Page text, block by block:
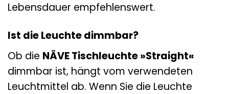
Lebensdauer empfehlenswert.
Ist die Leuchte dimmbar?
Ob die NÄVE Tischleuchte »Straight«
dimmbar ist, hängt vom verwendeten
Leuchtmittel ab. Wenn Sie die Leuchte